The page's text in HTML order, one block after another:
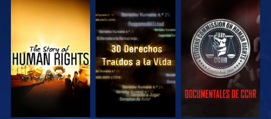
VE VE VE